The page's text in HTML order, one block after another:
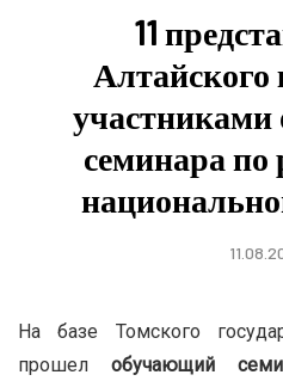
11
Алтайского
семинара по
На базе Томского
прошел обучающий